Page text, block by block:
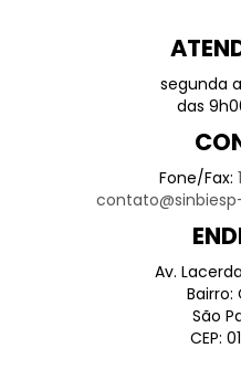
segunda
das
Fone/Fax:
Av.
São
CEP: